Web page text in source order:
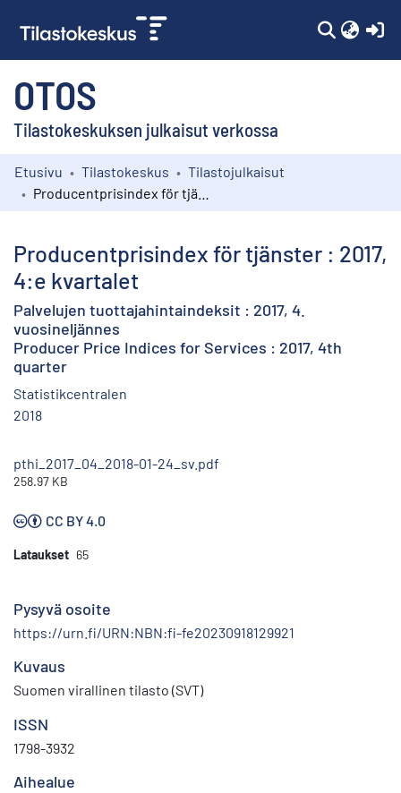
OTOS
Tilastokeskuksen julkaisut verkossa
Kokoelmat
Etusivu Tilastokeskus
Tilastojulkaisut
Producentprisindex för tjänster : 2017,
4:e kvartalet
Palvelujen tuottajahintaindeksit : 2017, 4.
vuosineljännes
Producer Price Indices for Services : 2017, 4th
quarter
Statistikcentralen
2018
pthi_2017_04_2018-01-24_sv.pdf
258.97 KB
CC BY 4.0
Lataukset 65
Pysyvä osoite
https://urn.fi/URN:NBN:fi-fe20230918129921
Kuvaus
Suomen virallinen tilasto (SVT)
ISSN
1798-3932
Aihealue